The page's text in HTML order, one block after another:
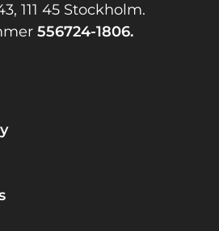
111 45 Stockholm.
556724-1806.